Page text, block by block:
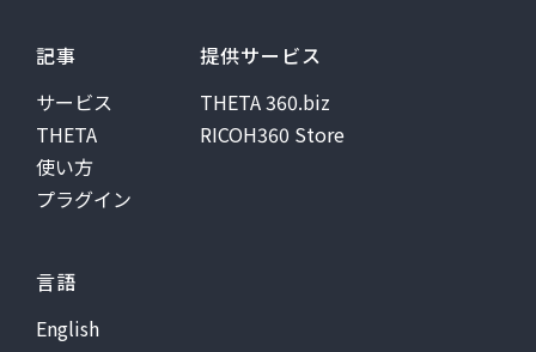
記事
サービス
THETA
使い方
プラグイン
提供サービス
THETA 360.biz
RICOH360 Store
言語
English